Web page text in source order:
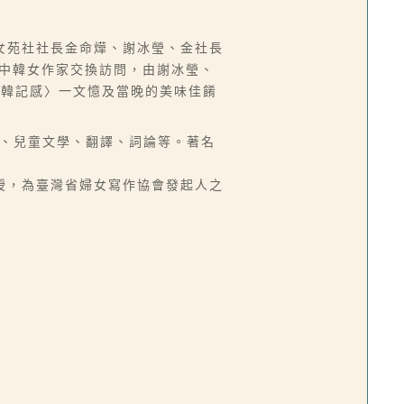
社社長金命燁、謝冰瑩、金社長
韓女作家交換訪問，由謝冰瑩、
記感〉一文憶及當晚的美味佳餚
兒童文學、翻譯、詞論等。著名
為臺灣省婦女寫作協會發起人之